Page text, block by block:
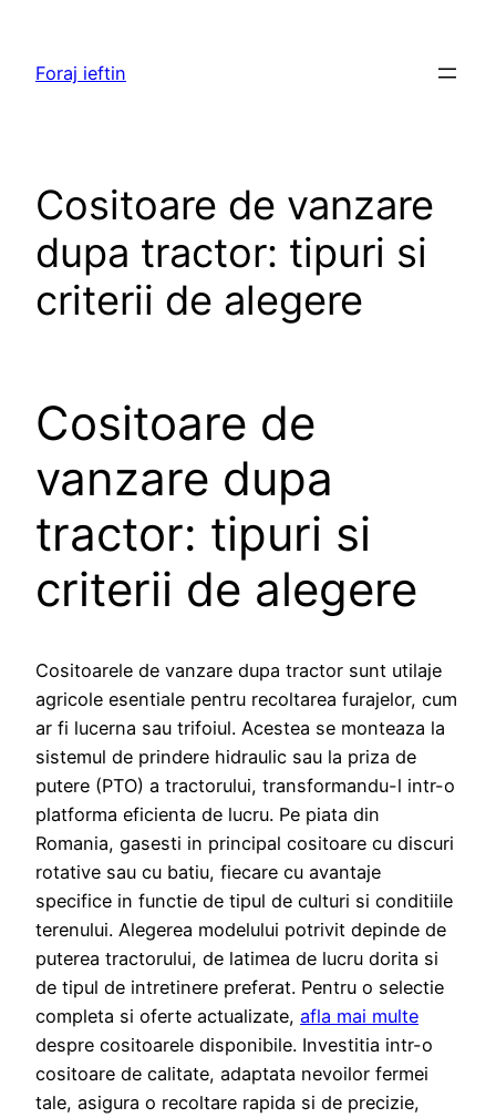
content
Foraj ieftin
Cositoare de vanzare
dupa tractor: tipuri si
criterii de alegere
Cositoare de
vanzare dupa
tractor: tipuri si
criterii de alegere
Cositoarele de vanzare dupa tractor sunt utilaje
agricole esentiale pentru recoltarea furajelor, cum
ar fi lucerna sau trifoiul. Acestea se monteaza la
sistemul de prindere hidraulic sau la priza de
putere (PTO) a tractorului, transformandu-l intr-o
platforma eficienta de lucru. Pe piata din
Romania, gasesti in principal cositoare cu discuri
rotative sau cu batiu, fiecare cu avantaje
specifice in functie de tipul de culturi si conditiile
terenului. Alegerea modelului potrivit depinde de
puterea tractorului, de latimea de lucru dorita si
de tipul de intretinere preferat. Pentru o selectie
completa si oferte actualizate, afla mai multe
despre cositoarele disponibile. Investitia intr-o
cositoare de calitate, adaptata nevoilor fermei
tale, asigura o recoltare rapida si de precizie,